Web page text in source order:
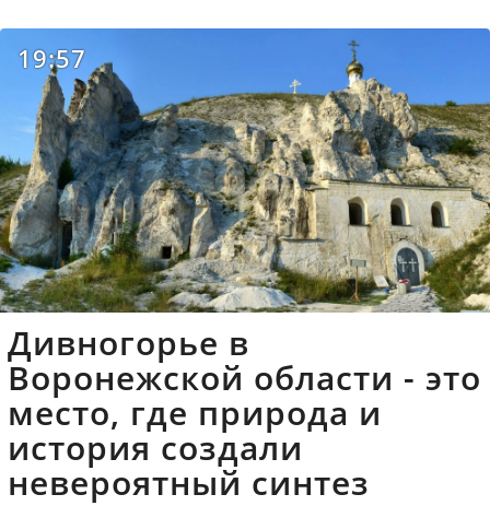
19:57
Дивногорье в
Воронежской области - это
место, где природа и
история создали
невероятный синтез